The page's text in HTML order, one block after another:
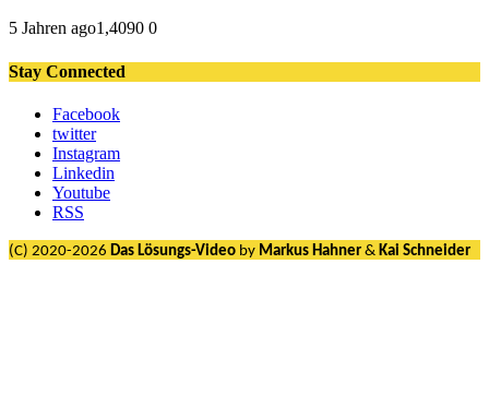
5 Jahren ago1,4090 0
Stay Connected
Facebook
twitter
Instagram
Linkedin
Youtube
RSS
(C) 2020-2026 Das Lösungs-Video by Markus Hahner & Kai Schneider